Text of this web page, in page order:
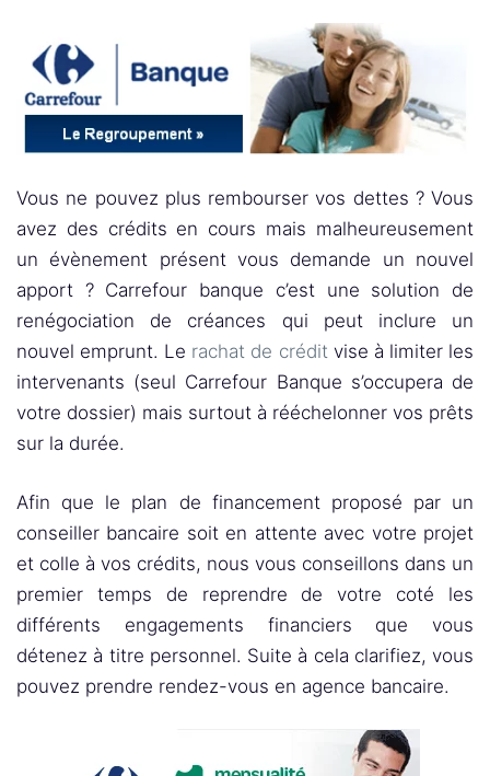
Vous ne pouvez plus rembourser vos dettes ? Vous
avez des crédits en cours mais malheureusement
un évènement présent vous demande un nouvel
apport ? Carrefour banque c’est une solution de
renégociation de créances qui peut inclure un
nouvel emprunt. Le rachat de créditvise à limiter les
intervenants (seul Carrefour Banque s’occupera de
votre dossier) mais surtout à rééchelonner vos prêts
sur la durée.
Afin que le plan de financement proposé par un
conseiller bancaire soit en attente avec votre projet
et colle à vos crédits, nous vous conseillons dans un
premier temps de reprendre de votre coté les
différents engagements financiers que vous
détenez à titre personnel. Suite à cela clarifiez, vous
pouvez prendre rendez-vous en agence bancaire.